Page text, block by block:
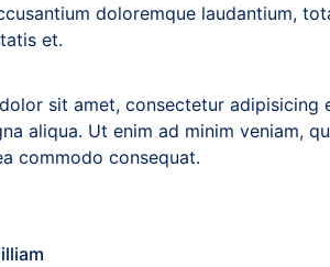
doloremque laudantium,
et.
sit amet, consectetur
aliqua. Ut enim ad minim veniam,
commodo consequat.